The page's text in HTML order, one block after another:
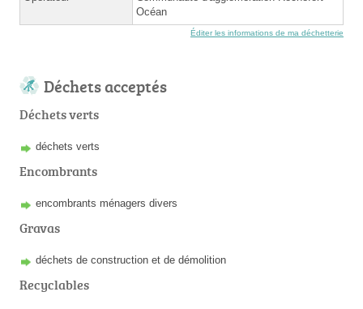
Océan
Éditer les informations de ma déchetterie
Déchets acceptés
Déchets verts
déchets verts
Encombrants
encombrants ménagers divers
Gravas
déchets de construction et de démolition
Recyclables